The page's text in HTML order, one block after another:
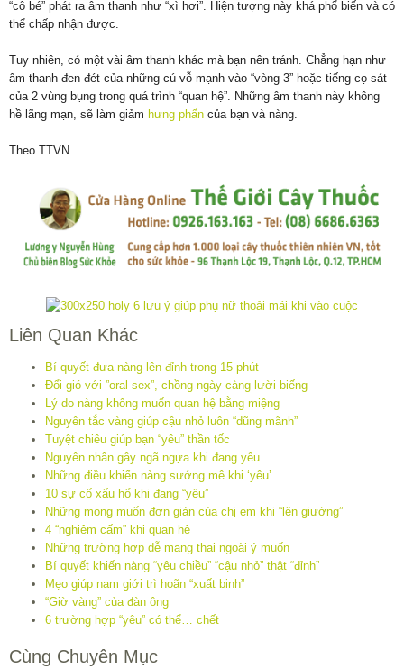
“cô bé” phát ra âm thanh như “xì hơi”. Hiện tượng này khá phổ biến và có
thể chấp nhận được.
Tuy nhiên, có một vài âm thanh khác mà bạn nên tránh. Chẳng hạn như
âm thanh đen đét của những cú vỗ mạnh vào “vòng 3” hoặc tiếng cọ sát
của 2 vùng bụng trong quá trình “quan hệ”. Những âm thanh này không
hề lãng mạn, sẽ làm giảm hưng phấn của bạn và nàng.
Theo TTVN
Liên Quan Khác
Bí quyết đưa nàng lên đỉnh trong 15 phút
Đổi gió với ”oral sex”, chồng ngày càng lười biếng
Lý do nàng không muốn quan hệ bằng miệng
Nguyên tắc vàng giúp cậu nhỏ luôn “dũng mãnh”
Tuyệt chiêu giúp bạn “yêu” thần tốc
Nguyên nhân gây ngã ngựa khi đang yêu
Những điều khiến nàng sướng mê khi ‘yêu’
10 sự cố xấu hổ khi đang “yêu”
Những mong muốn đơn giản của chị em khi “lên giường”
4 “nghiêm cấm” khi quan hệ
Những trường hợp dễ mang thai ngoài ý muốn
Bí quyết khiến nàng “yêu chiều” “cậu nhỏ” thật “đỉnh”
Mẹo giúp nam giới trì hoãn “xuất binh”
“Giờ vàng” của đàn ông
6 trường hợp “yêu” có thể… chết
Cùng Chuyên Mục